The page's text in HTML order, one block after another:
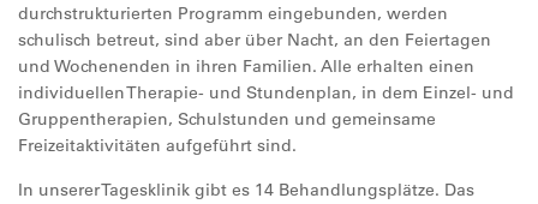
durchstrukturierten Programm eingebunden, werden
schulisch betreut, sind aber über Nacht, an den Feiertagen
und Wochenenden in ihren Familien. Alle erhalten einen
individuellen Therapie- und Stundenplan, in dem Einzel- und
Gruppentherapien, Schulstunden und gemeinsame
Freizeitaktivitäten aufgeführt sind.
In unserer Tagesklinik gibt es 14 Behandlungsplätze. Das